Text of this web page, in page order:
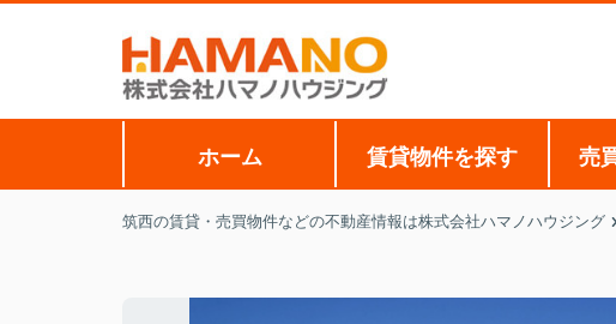
ホーム 賃貸物件を探す 売
筑西の賃貸・売買物件などの不動産情報は株式会社ハマノハウジング